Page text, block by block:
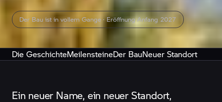
Der Bau ist in vollem Gange · Eröffnung Anfang 2027
Die GeschichteMeilensteineDer BauNeuer Standort
Ein neuer Name, ein neuer Standort,